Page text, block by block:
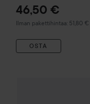
46,50 €
Ilman pakettihintaa: 51,80 €
OSTA